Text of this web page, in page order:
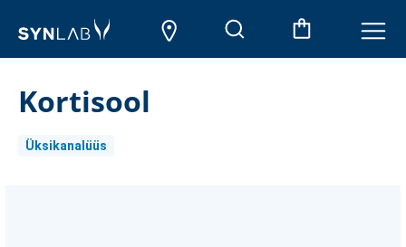
Kortisool
Üksikanalüüs